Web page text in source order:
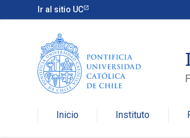
Ir al sitio UC
Inicio Instituto